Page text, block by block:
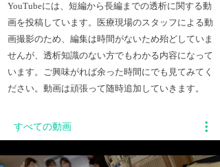
YouTubeには、短編から長編までの透析に関する動
画を投稿しています。医療現場のスタッフによる動
画撮影のため、編集は時間がないため殆どしていま
せんが、透析知識のない方でもわかる内容になって
います。ご興味がれば余った時間にでも見てみてく
ださい。動画は頑張って随時追加していきます。
すべての動画